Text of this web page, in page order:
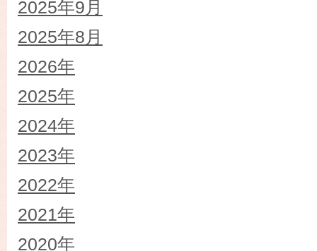
2025年9月
2025年8月
2026年
2025年
2024年
2023年
2022年
2021年
2020年